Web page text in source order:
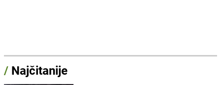
/ Najčitanije